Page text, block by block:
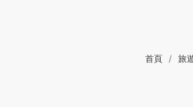
首頁 旅